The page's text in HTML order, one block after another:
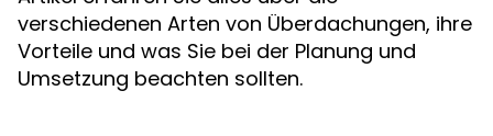
verschiedenen Arten von Überdachungen, ihre
Vorteile und was Sie bei der Planung und
Umsetzung beachten sollten.